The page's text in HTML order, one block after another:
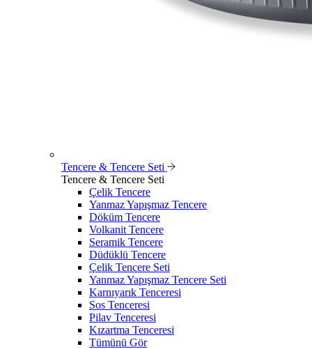
Tencere & Tencere Seti
Tencere & Tencere Seti
Çelik Tencere
Yanmaz Yapışmaz Tencere
Döküm Tencere
Volkanit Tencere
Seramik Tencere
Düdüklü Tencere
Çelik Tencere Seti
Yanmaz Yapışmaz Tencere Seti
Karnıyarık Tenceresi
Sos Tenceresi
Pilav Tenceresi
Kızartma Tenceresi
Tümünü Gör